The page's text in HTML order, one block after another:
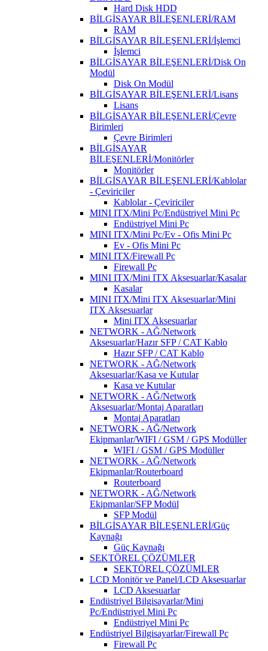
Hard Disk HDD
BİLGİSAYAR BİLEŞENLERİ/RAM
RAM
BİLGİSAYAR BİLEŞENLERİ/İşlemci
İşlemci
BİLGİSAYAR BİLEŞENLERİ/Disk On
Modül
Disk On Modül
BİLGİSAYAR BİLEŞENLERİ/Lisans
Lisans
BİLGİSAYAR BİLEŞENLERİ/Çevre
Birimleri
Çevre Birimleri
BİLGİSAYAR
BİLEŞENLERİ/Monitörler
Monitörler
BİLGİSAYAR BİLEŞENLERİ/Kablolar
- Çeviriciler
Kablolar - Çeviriciler
MINI ITX/Mini Pc/Endüstriyel Mini Pc
Endüstriyel Mini Pc
MINI ITX/Mini Pc/Ev - Ofis Mini Pc
Ev - Ofis Mini Pc
MINI ITX/Firewall Pc
Firewall Pc
MINI ITX/Mini ITX Aksesuarlar/Kasalar
Kasalar
MINI ITX/Mini ITX Aksesuarlar/Mini
ITX Aksesuarlar
Mini ITX Aksesuarlar
NETWORK - AĞ/Network
Aksesuarlar/Hazır SFP / CAT Kablo
Hazır SFP / CAT Kablo
NETWORK - AĞ/Network
Aksesuarlar/Kasa ve Kutular
Kasa ve Kutular
NETWORK - AĞ/Network
Aksesuarlar/Montaj Aparatları
Montaj Aparatları
NETWORK - AĞ/Network
Ekipmanlar/WIFI / GSM / GPS Modüller
WIFI / GSM / GPS Modüller
NETWORK - AĞ/Network
Ekipmanlar/Routerboard
Routerboard
NETWORK - AĞ/Network
Ekipmanlar/SFP Modül
SFP Modül
BİLGİSAYAR BİLEŞENLERİ/Güç
Kaynağı
Güç Kaynağı
SEKTÖREL ÇÖZÜMLER
SEKTÖREL ÇÖZÜMLER
LCD Monitör ve Panel/LCD Aksesuarlar
LCD Aksesuarlar
Endüstriyel Bilgisayarlar/Mini
Pc/Endüstriyel Mini Pc
Endüstriyel Mini Pc
Endüstriyel Bilgisayarlar/Firewall Pc
Firewall Pc